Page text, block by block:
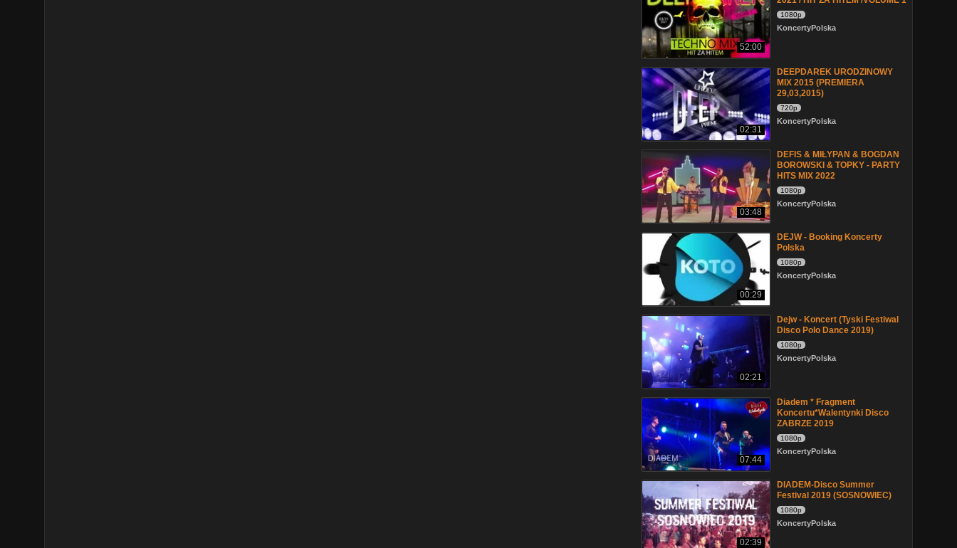
52:00
1080p
KoncertyPolska
02:31
DEEPDAREK URODZINOWY
MIX 2015 (PREMIERA
29,03,2015)
720p
KoncertyPolska
03:48
DEFIS & MIŁYPAN & BOGDAN
BOROWSKI & TOPKY - PARTY
HITS MIX 2022
1080p
KoncertyPolska
00:29
DEJW - Booking Koncerty
Polska
1080p
KoncertyPolska
02:21
Dejw - Koncert (Tyski Festiwal
Disco Polo Dance 2019)
1080p
KoncertyPolska
07:44
Diadem * Fragment
Koncertu*Walentynki Disco
ZABRZE 2019
1080p
KoncertyPolska
02:39
DIADEM-Disco Summer
Festival 2019 (SOSNOWIEC)
1080p
KoncertyPolska